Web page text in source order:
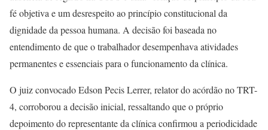
fé objetiva e um desrespeito ao princípio constitucional da
dignidade da pessoa humana. A decisão foi baseada no
entendimento de que o trabalhador desempenhava atividades
permanentes e essenciais para o funcionamento da clínica.
O juiz convocado Edson Pecis Lerrer, relator do acórdão no TRT-
4, corroborou a decisão inicial, ressaltando que o próprio
depoimento do representante da clínica confirmou a periodicidade